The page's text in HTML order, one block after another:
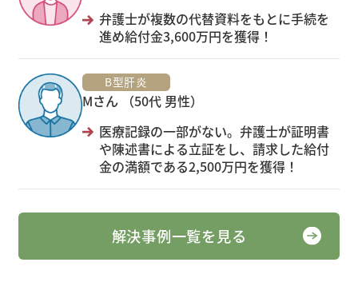
弁護士が複数の代替資料をもとに手続を
進め給付金3,600万円を獲得！
B型肝炎
Mさん （50代 男性）
医療記録の一部がない。弁護士が証明書
や陳述書による立証をし、請求した給付
金の満額である2,500万円を獲得！
解決事例一覧を見る